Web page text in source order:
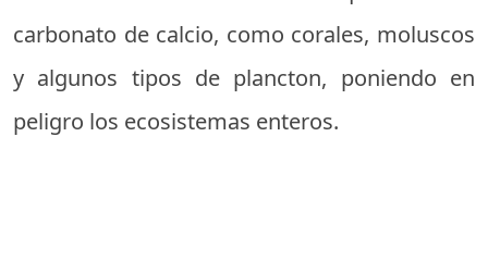
carbonato de calcio, como corales, moluscos
y algunos tipos de plancton, poniendo en
peligro los ecosistemas enteros.